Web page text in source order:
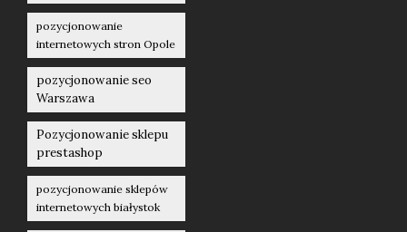
pozycjonowanie
internetowych stron Opole
pozycjonowanie seo
Warszawa
Pozycjonowanie sklepu
prestashop
pozycjonowanie sklepów
internetowych białystok